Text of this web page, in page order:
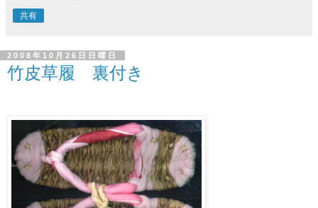
共有
2008年10月26日日曜日
竹皮草履 裏付き